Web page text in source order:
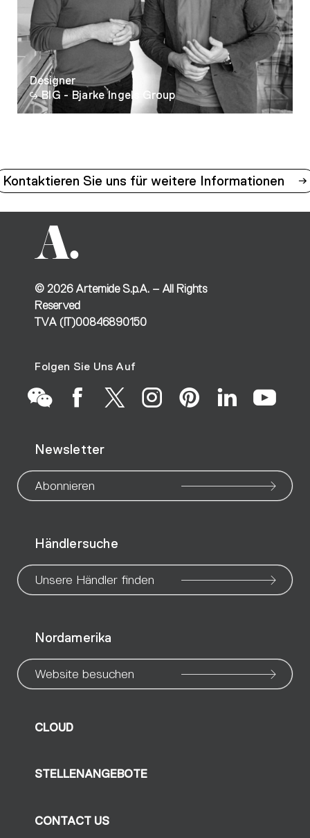
Designer
BIG - Bjarke Ingels Group
Kontaktieren Sie uns für weitere Informationen
© 2026Artemide S.p.A. – All Rights
Reserved
TVA (IT)00846890150
Folgen Sie Uns Auf
to
our
page
to
our
page
to
our
page
to
our
page
to
our
page
to
our
page
to
Newsletter
Abonnieren
Händlersuche
Unsere Händler finden
Nordamerika
Website besuchen
CLOUD
STELLENANGEBOTE
CONTACT US